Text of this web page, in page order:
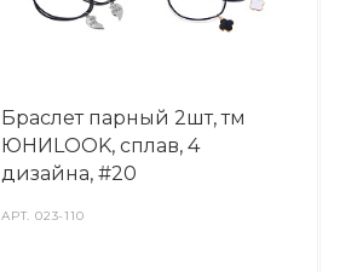
Браслет парный 2шт, тм
ЮНИLOOK, сплав, 4
дизайна, #20
АРТ.023-110